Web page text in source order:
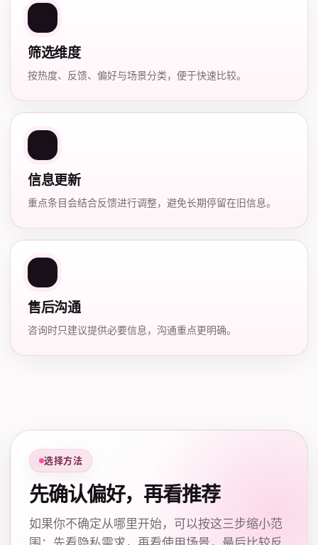
筛选维度
按热度、反馈、偏好与场景分类，便于快速比较。
信息更新
重点条目会结合反馈进行调整，避免长期停留在旧信息。
售后沟通
咨询时只建议提供必要信息，沟通重点更明确。
选择方法
先确认偏好，再看推荐
如果你不确定从哪里开始，可以按这三步缩小范